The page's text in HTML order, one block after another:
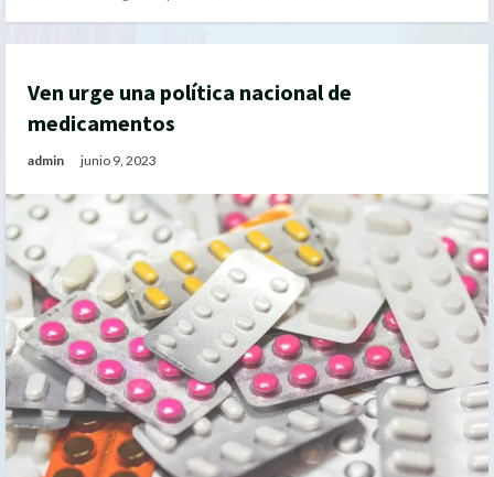
Ven urge una política nacional de
medicamentos
admin junio 9, 2023